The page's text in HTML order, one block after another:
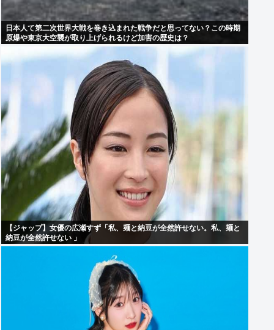
日本人て第二次世界大戦を巻き込まれた戦争だと思ってない？この時期
原爆や東京大空襲が取り上げられるけど加害の歴史は？
【ジャップ】女優の広瀬すず「私、麺と納豆が全然許せない。私、麺と
納豆が全然許せない 」